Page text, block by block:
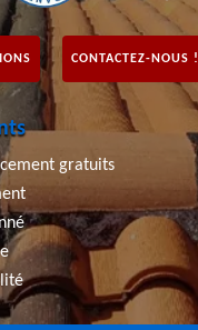
CONTACTEZ-NOUS !
gratuits